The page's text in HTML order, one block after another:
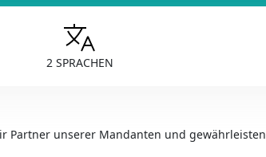
2 SPRACHEN
Partner unserer Mandanten und gewährleisten